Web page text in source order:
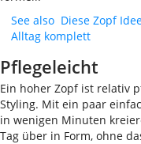
See also Diese Zopf
Alltag komplett
Pflegeleicht
Ein hoher Zopf ist relativ
Styling. Mit ein paar
in wenigen Minuten
Tag über in Form, ohne